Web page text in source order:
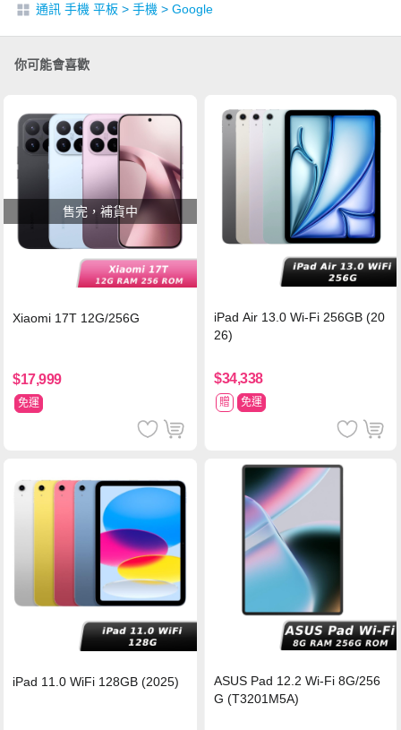
通訊 手機 平板 > 手機 > Google
你可能會喜歡
售完，補貨中
Xiaomi 17T 12G/256G
$17,999
免運
iPad Air 13.0 Wi-Fi 256GB (20
26)
$34,338
贈 免運
iPad 11.0 WiFi 128GB (2025)
ASUS Pad 12.2 Wi-Fi 8G/256
G (T3201M5A)